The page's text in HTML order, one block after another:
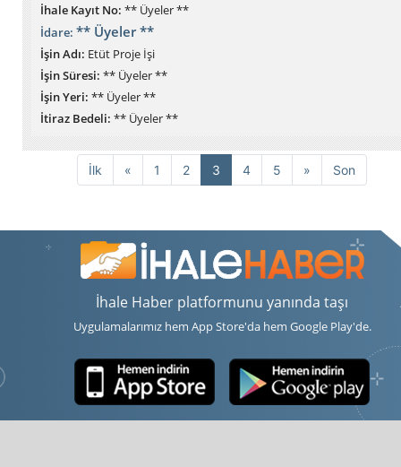
İhale Kayıt No: ** Üyeler **
İdare: ** Üyeler **
İşin Adı: Etüt Proje İşi
İşin Süresi: ** Üyeler **
İşin Yeri: ** Üyeler **
İtiraz Bedeli: ** Üyeler **
İlk « Önceki
1 2 3 4 5 » Sonraki
Son
İhale Haber platformunu yanında taşı
Uygulamalarımız hem App Store'da hem Google Play'de.